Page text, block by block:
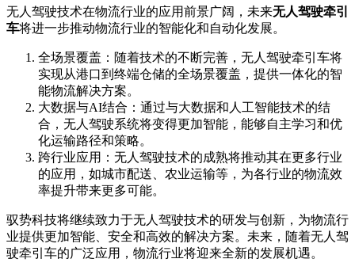
无人驾驶技术在物流行业的应用前景广阔，未来无人驾驶牵引
车将进一步推动物流行业的智能化和自动化发展。
全场景覆盖：随着技术的不断完善，无人驾驶牵引车将
实现从港口到终端仓储的全场景覆盖，提供一体化的智
能物流解决方案。
大数据与AI结合：通过与大数据和人工智能技术的结
合，无人驾驶系统将变得更加智能，能够自主学习和优
化运输路径和策略。
跨行业应用：无人驾驶技术的成熟将推动其在更多行业
的应用，如城市配送、农业运输等，为各行业的物流效
率提升带来更多可能。
驭势科技将继续致力于无人驾驶技术的研发与创新，为物流行
业提供更加智能、安全和高效的解决方案。未来，随着无人驾
驶牵引车的广泛应用，物流行业将迎来全新的发展机遇。